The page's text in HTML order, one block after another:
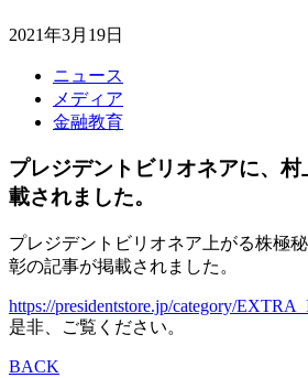
2021年3月19日
ニュース
メディア
金融教育
プレジデントビリオネアに、
載されました。
プレジデントビリオネア上がる株極
彰の記事が掲載されました。
https://presidentstore.jp/category/
是非、ご覧ください。
BACK